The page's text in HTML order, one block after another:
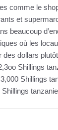
comme le
et
beaucoup
où les
des dollars
Shillings
Shillings